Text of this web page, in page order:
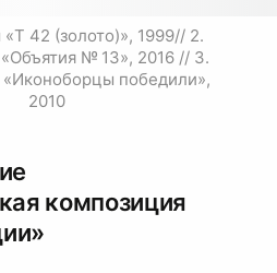
42 (золото)», 1999// 2.
№ 13», 2016 // 3.
победили»,
2010
композиция